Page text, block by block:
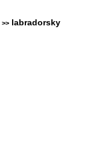
>> labradorsky